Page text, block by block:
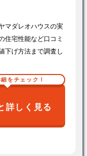
マダレオハウスの実
住宅性能など口コミ
下げ方法まで調査し
をチェック！
詳しく見る